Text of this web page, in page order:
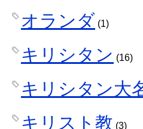
オランダ (1)
キリシタン (16)
キリシタン大
キリスト教 (3)